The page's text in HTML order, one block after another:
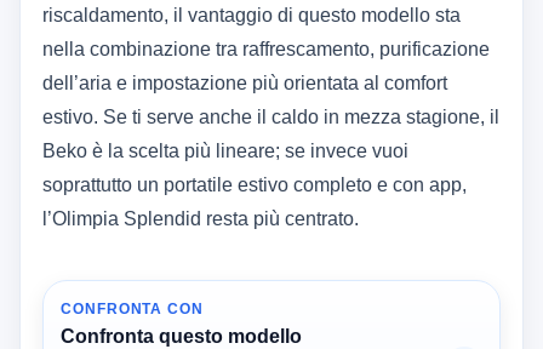
riscaldamento, il vantaggio di questo modello sta
nella combinazione tra raffrescamento, purificazione
dell’aria e impostazione più orientata al comfort
estivo. Se ti serve anche il caldo in mezza stagione, il
Beko è la scelta più lineare; se invece vuoi
soprattutto un portatile estivo completo e con app,
l’Olimpia Splendid resta più centrato.
CONFRONTA CON
Confronta questo modello